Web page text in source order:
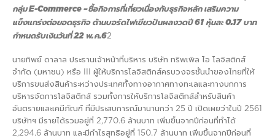
กลุ่ม E-Commerce –ซื้อกิจการที่เกี่ยวเนื่องกับธุรกิจหลัก เสริมความ
แข็งแกร่งต่อยอดธุรกิจ ด้านบอร์ดไฟเขียวปันผลงวดปี 61 หุ้นละ 0.17 บาท
กำหนดรับเงินวันที่ 22 พ.ค.62
นายทิพย์ ดาลาล ประธานเจ้าหน้าที่บริหาร บริษัท ทริพเพิล ไอ โลจิสติกส์
จำกัด (มหาชน) หรือ III ผู้ให้บริการโลจิสติกส์ครบวงจรชั้นนำของไทยที่ให้
บริการขนส่งสินค้าระหว่างประเทศทั้งทางอากาศทางทะเลและทางบกการ
บริหารจัดการโลจิสติกส์ รวมทั้งการให้บริการโลจิสติกส์สำหรับสินค้า
อันตรายและเคมีภัณฑ์ ที่มีประสบการณ์มานานกว่า 25 ปี เปิดเผยว่าในปี 2561
บริษัทฯ มีรายได้รวมอยู่ที่ 2,770.6 ล้านบาท เพิ่มขึ้นจากปีก่อนที่ทำได้
2,294.6 ล้านบาท และมีกำไรสุทธิอยู่ที่ 150.7 ล้านบาท เพิ่มขึ้นจากปีก่อนที่